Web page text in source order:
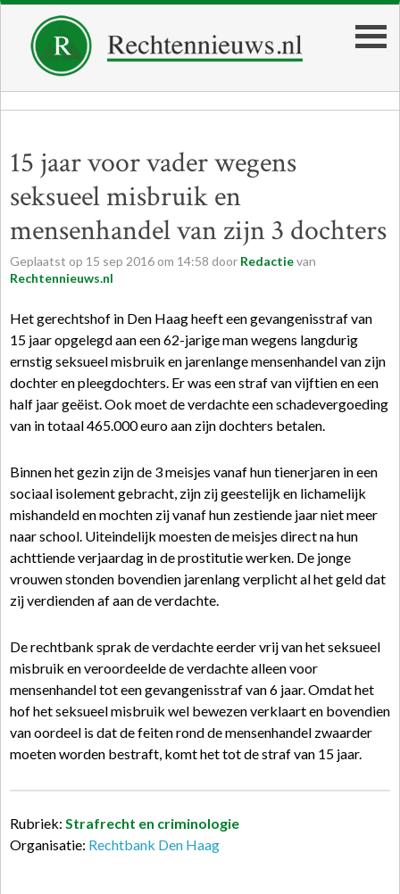
15 jaar voor vader wegens
seksueel misbruik en
mensenhandel van zijn 3 dochters
Geplaatst op 15 sep 2016 om 14:58 door Redactievan
Rechtennieuws.nl
Het gerechtshof in Den Haag heeft een gevangenisstraf van
15 jaar opgelegd aan een 62-jarige man wegens langdurig
ernstig seksueel misbruik en jarenlange mensenhandel van zijn
dochter en pleegdochters. Er was een straf van vijftien en een
half jaar geëist. Ook moet de verdachte een schadevergoeding
van in totaal 465.000 euro aan zijn dochters betalen.
Binnen het gezin zijn de 3 meisjes vanaf hun tienerjaren in een
sociaal isolement gebracht, zijn zij geestelijk en lichamelijk
mishandeld en mochten zij vanaf hun zestiende jaar niet meer
naar school. Uiteindelijk moesten de meisjes direct na hun
achttiende verjaardag in de prostitutie werken. De jonge
vrouwen stonden bovendien jarenlang verplicht al het geld dat
zij verdienden af aan de verdachte.
De rechtbank sprak de verdachte eerder vrij van het seksueel
misbruik en veroordeelde de verdachte alleen voor
mensenhandel tot een gevangenisstraf van 6 jaar. Omdat het
hof het seksueel misbruik wel bewezen verklaart en bovendien
van oordeel is dat de feiten rond de mensenhandel zwaarder
moeten worden bestraft, komt het tot de straf van 15 jaar.
Rubriek: Strafrecht en criminologie
Organisatie: Rechtbank Den Haag